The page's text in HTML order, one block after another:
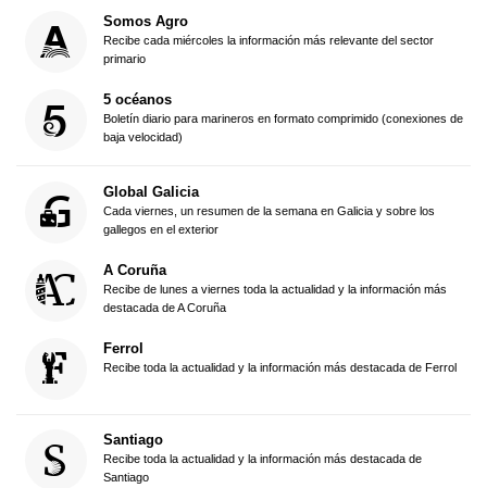
Somos Agro
Recibe cada miércoles la información más relevante del sector
primario
5 océanos
Boletín diario para marineros en formato comprimido (conexiones de
baja velocidad)
Global Galicia
Cada viernes, un resumen de la semana en Galicia y sobre los
gallegos en el exterior
A Coruña
Recibe de lunes a viernes toda la actualidad y la información más
destacada de A Coruña
Ferrol
Recibe toda la actualidad y la información más destacada de Ferrol
Santiago
Recibe toda la actualidad y la información más destacada de
Santiago